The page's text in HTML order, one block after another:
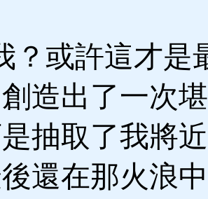
或許這才是
造出了一次
抽取了我將
還在那火浪